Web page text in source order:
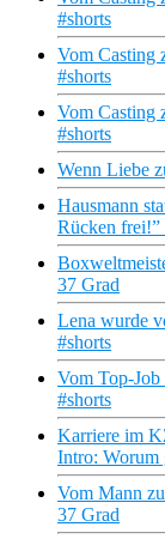
#shorts
Vom Casting
#shorts
Vom Casting
#shorts
Wenn Liebe
Hausmann
Rücken frei!”
37 Grad
Lena wurde
#shorts
Vom Top-
#shorts
Karriere im
Intro: Worum
Vom Mann
37 Grad